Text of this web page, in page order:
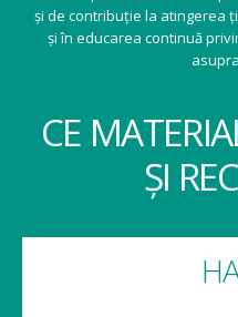
și de contribuție la atingerea
și în educarea continuă
CE
ȘI